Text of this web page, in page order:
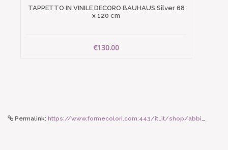
TAPPETTO IN VINILE DECORO BAUHAUS Silver 68
x 120 cm
€130.00
Permalink: https://www.formecolori.com:443/it_it/shop/abbigliamento_donna/sciarpe/moismont_sciarpa_ajmer_n_791_jasper/6415